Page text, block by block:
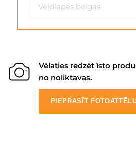
Vēlaties redzēt īsto
no noliktavas.
PIEPRASĪT FOTOATTĒLU